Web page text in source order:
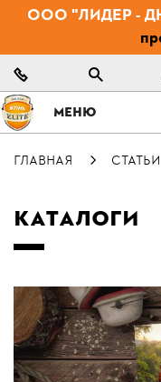
ООО "ЛИДЕР -
МЕНЮ
ГЛАВНАЯ
КАТАЛОГИ